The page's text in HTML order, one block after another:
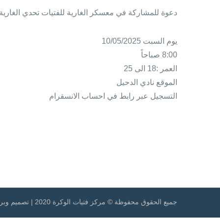
دعوة للمشاركة في معسكر الغارية للفتيات تحدي الغارية 2025
يوم السبت 10/05/2025
8:00 صباحاً
العمر :18 الى 25
الموقع نادي الدحيل
التسجيل عبر رابط في احساب الانسقرام
جميع الحقوق محفوظة © مركز فتيات الوكرة 2020 | تصميم وبرمجة